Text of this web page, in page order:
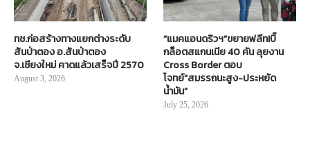
ทช.ก่อสร้างทางแยกต่างระดับ
สันป่าตอง อ.สันป่าตอง
จ.เชียงใหม่ คาดแล้วเสร็จปี 2570
August 3, 2026
“แมคแอนดริวฯ”ขยายฟลีท!บิ๊
กล็อตสแกนเนีย 40 คัน ลุยงาน
Cross Border ตอบ
โจทย์“สมรรถนะสูง-ประหยัด
น้ำมัน”
July 25, 2026